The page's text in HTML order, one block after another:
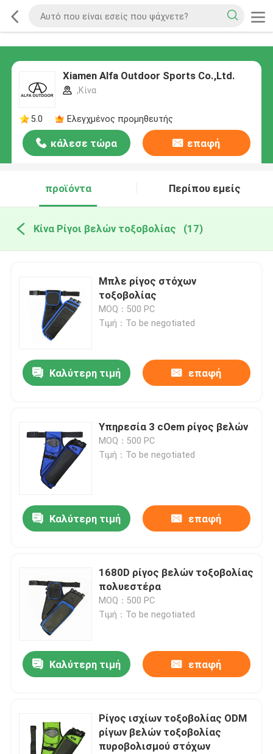
Xiamen Alfa Outdoor Sports Co.,Ltd.
,Κίνα
5.0 Ελεγχμένος προμηθευτής
κάλεσε τώρα επαφή
προϊόντα Περίπου εμείς
Κίνα Ρίγοι βελών τοξοβολίας (17)
Μπλε ρίγος στόχων
τοξοβολίας
MOQ：500 PC
Τιμή：To be negotiated
Καλύτερη τιμή επαφή
Υπηρεσία 3 cOem ρίγος βελών
MOQ：500 PC
Τιμή：To be negotiated
Καλύτερη τιμή επαφή
1680D ρίγος βελών τοξοβολίας
πολυεστέρα
MOQ：500 PC
Τιμή：To be negotiated
Καλύτερη τιμή επαφή
Ρίγος ισχίων τοξοβολίας ODM
ρίγων βελών τοξοβολίας
πυροβολισμού στόχων